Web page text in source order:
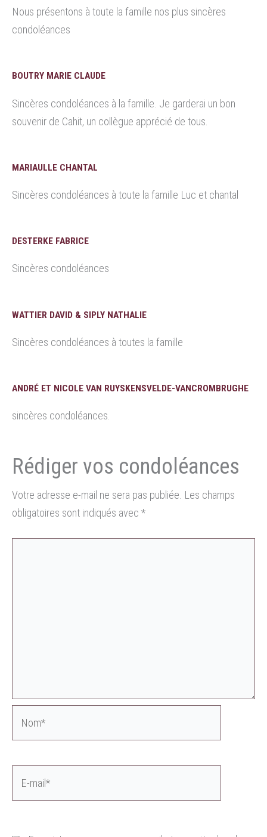
Nous présentons à toute la famille nos plus sincères
condoléances
BOUTRY MARIE CLAUDE
Sincères condoléances à la famille. Je garderai un bon
souvenir de Cahit, un collègue apprécié de tous.
MARIAULLE CHANTAL
Sincères condoléances à toute la famille Luc et chantal
DESTERKE FABRICE
Sincères condoléances
WATTIER DAVID & SIPLY NATHALIE
Sincères condoléances à toutes la famille
ANDRÉ ET NICOLE VAN RUYSKENSVELDE-VANCROMBRUGHE
sincères condoléances.
Votre adresse e-mail ne sera pas publiée. Les champs
obligatoires sont indiqués avec *